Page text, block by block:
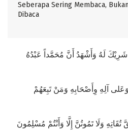
Seberapa Sering Membaca,
Dibaca
شَرِيْكَ لَهُ وَأَشْهَدُ أَنَّ مُحَمَّداً عَبْدُهُ
آلِهِ وِأَصْحَابِهِ وَمَنْ تَبِعَهُمْ
تُقَاتِهِ وَلَا تَمُوتُنَّ إِلَّا وَأَنْتُمْ مُسْلِمُونَ